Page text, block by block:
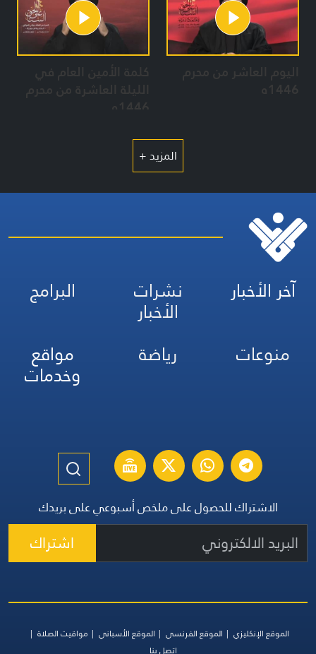
اليوم العاشر من محرم
1446ه
كلمة الأمين العام في
الليلة العاشرة من محرم
1446ه
المزيد +
آخر الأخبار نشرات
الأخبار
البرامج
منوعات
رياضة مواقع
وخدمات
الاشتراك للحصول على ملخص أسبوعي على بريدك
اشتراك
الموقع الإنكليزي الموقع الفرنسي الموقع الأسباني
مواقيت الصلاة
اتصل بنا